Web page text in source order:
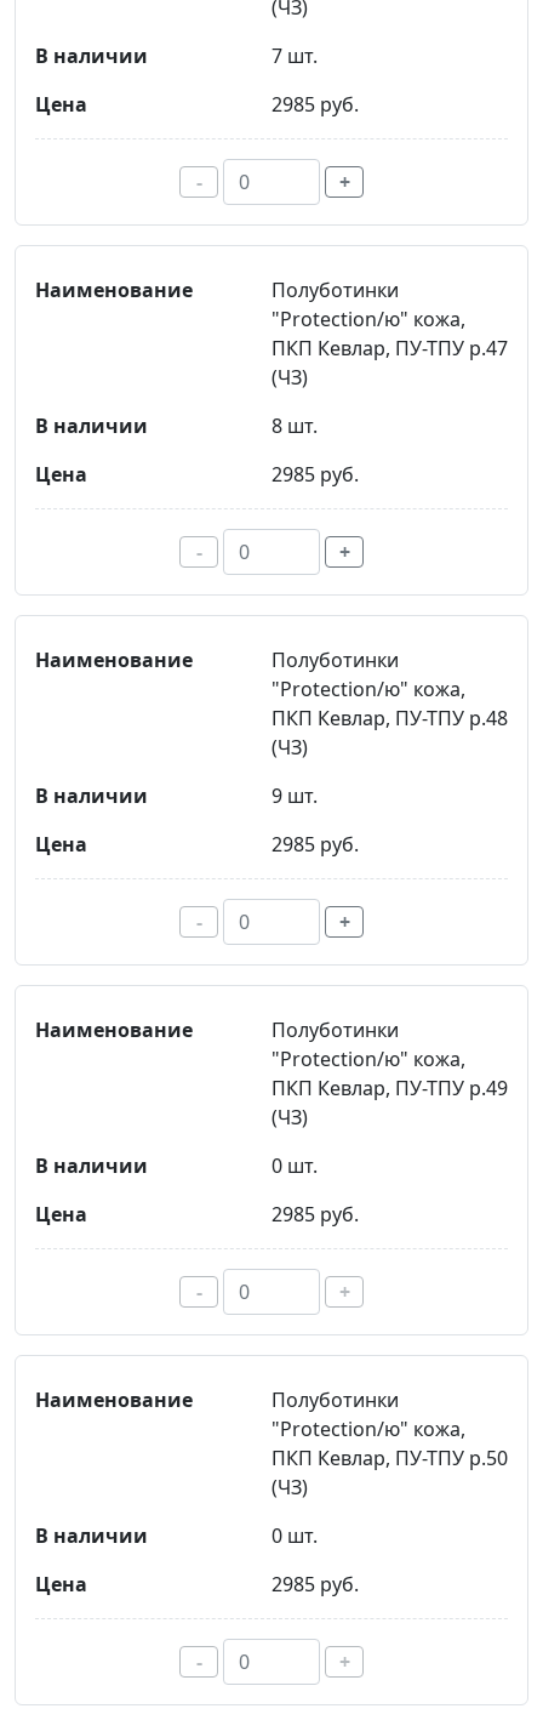
(ЧЗ)
7 шт.
2985 руб.
- +
Полуботинки
"Protection/ю" кожа,
ПКП Кевлар, ПУ-ТПУ р.47
(ЧЗ)
8 шт.
2985 руб.
- +
Полуботинки
"Protection/ю" кожа,
ПКП Кевлар, ПУ-ТПУ р.48
(ЧЗ)
9 шт.
2985 руб.
- +
Полуботинки
"Protection/ю" кожа,
ПКП Кевлар, ПУ-ТПУ р.49
(ЧЗ)
0 шт.
2985 руб.
- +
Полуботинки
"Protection/ю" кожа,
ПКП Кевлар, ПУ-ТПУ р.50
(ЧЗ)
0 шт.
2985 руб.
- +